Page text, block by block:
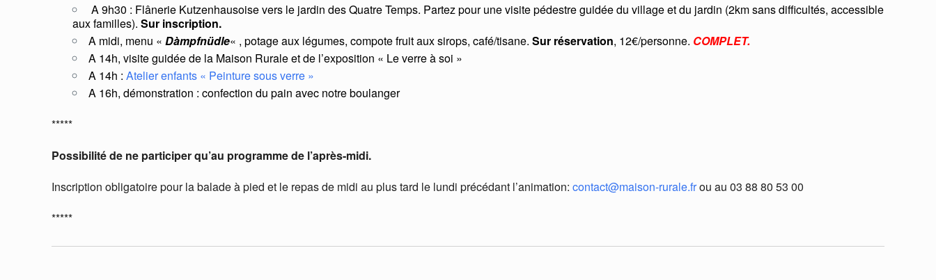
A 9h30 : Flânerie Kutzenhausoise vers le jardin des Quatre Temps. Partez pour une visite pédestre guidée du village et du jardin (2km sans difficultés, accessible
aux familles).Sur inscription.
A midi, menu «Dàmpfnüdle« , potage aux légumes, compote fruit aux sirops, café/tisane.Sur réservation, 12€/personne. COMPLET.
A 14h, visite guidée de la Maison Rurale et de l’exposition « Le verre à soi »
A 14h : Atelier enfants « Peinture sous verre »
A 16h, démonstration : confection du pain avec notre boulanger
*****
Possibilité de ne participer qu’au programme de l’après-midi.
Inscription obligatoire pour la balade à pied et le repas de midi au plus tard le lundi précédant l’animation:contact@maison-rurale.frou au 03 88 80 53 00
*****